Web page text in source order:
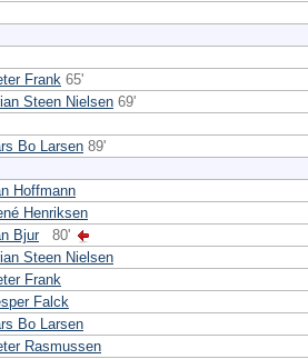
Frank 65'
Steen Nielsen 69'
Bo Larsen 89'
Hoffmann
Henriksen
Bjur
80'
Steen Nielsen
Frank
Falck
Bo Larsen
Rasmussen